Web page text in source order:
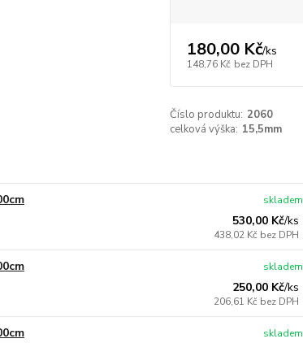
180,00 Kč/ks
148,76 Kč bez DPH
Číslo produktu: 2060
celková výška: 15,5mm
530,00 Kč/ks
438,02 Kč bez DPH
skladem
250,00 Kč/ks
206,61 Kč bez DPH
skladem
skladem